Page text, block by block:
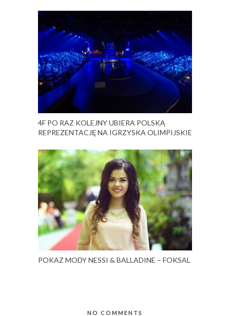
4F PO RAZ KOLEJNY UBIERA POLSKĄ
REPREZENTACJĘ NA IGRZYSKA OLIMPIJSKIE
POKAZ MODY NESSI & BALLADINE – FOKSAL
NO COMMENTS